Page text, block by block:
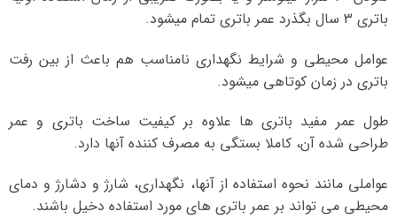
باتری 3 سال بگذرد عمر باتری تمام میشود.
عوامل محیطی و شرایط نگهداری نامناسب هم باعث از بین رفت
باتری در زمان کوتاهی میشود.
طول عمر مفید باتری ها علاوه بر کیفیت ساخت باتری و عمر
طراحی شده آن، کاملا بستگی به مصرف کننده آنها دارد.
عواملی مانند نحوه استفاده از آنها، نگهداری، شارژ و دشارژ و دمای
محیطی می تواند بر عمر باتری های مورد استفاده دخیل باشند.